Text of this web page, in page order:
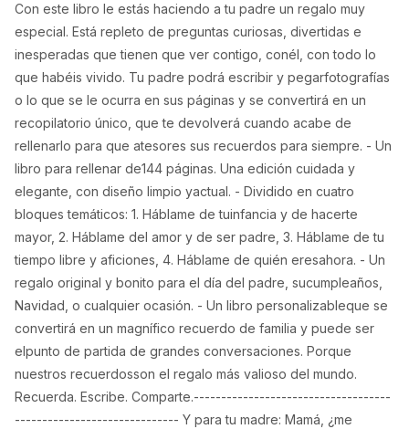
Con este libro le estás haciendo a tu padre un regalo muy
especial. Está repleto de preguntas curiosas, divertidas e
inesperadas que tienen que ver contigo, conél, con todo lo
que habéis vivido. Tu padre podrá escribir y pegarfotografías
o lo que se le ocurra en sus páginas y se convertirá en un
recopilatorio único, que te devolverá cuando acabe de
rellenarlo para que atesores sus recuerdos para siempre. - Un
libro para rellenar de144 páginas. Una edición cuidada y
elegante, con diseño limpio yactual. - Dividido en cuatro
bloques temáticos: 1. Háblame de tuinfancia y de hacerte
mayor, 2. Háblame del amor y de ser padre, 3. Háblame de tu
tiempo libre y aficiones, 4. Háblame de quién eresahora. - Un
regalo original y bonito para el día del padre, sucumpleaños,
Navidad, o cualquier ocasión. - Un libro personalizableque se
convertirá en un magnífico recuerdo de familia y puede ser
elpunto de partida de grandes conversaciones. Porque
nuestros recuerdosson el regalo más valioso del mundo.
Recuerda. Escribe. Comparte.------------------------------------
------------------------------ Y para tu madre: Mamá, ¿me